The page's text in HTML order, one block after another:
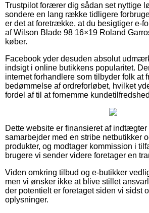
Trustpilot forærer dig sådan set nyttige
sondere en lang række tidligere
er det at foretrække, at du besigtiger e-
af Wilson Blade 98 16×19 Roland
køber.
Facebook yder desuden absolut
indsigt i online butikkens popularitet.
internet forhandlere som tilbyder folk at
bedømmelse af ordreforløbet, hvilket
fordel af til at fornemme
Dette website er finansieret af indtægter
samarbejder med en stribe netbutikker
produkter, og modtager kommission i
brugere vi sender videre foretager en
Viden omkring tilbud og e-butikker
men vi ønsker ikke at blive stillet
der potentielt er foretaget siden vi sidst
oplysninger.